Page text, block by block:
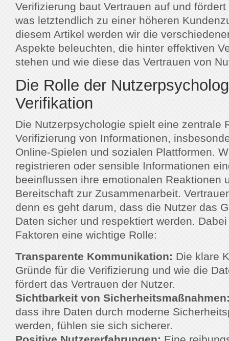
Verifizierung baut Vertrauen auf und
was letztendlich zu einer höheren
diesem Artikel werden wir die
Aspekte beleuchten, die hinter effektiven
stehen und wie diese das Vertrauen von
Die Rolle der
Verifikation
Die Nutzerpsychologie spielt eine zentrale
Verifizierung von Informationen,
Online-Spielen und sozialen Plattformen.
registrieren oder sensible Informationen
beeinflussen ihre emotionalen Reaktionen
Bereitschaft zur Zusammenarbeit.
denn es geht darum, dass die Nutzer das
Daten sicher und respektiert werden.
Faktoren eine wichtige Rolle:
Transparente Kommunikation: Die klare
Gründe für die Verifizierung und wie die
fördert das Vertrauen der Nutzer.
Sichtbarkeit von
dass ihre Daten durch moderne
werden, fühlen sie sich sicherer.